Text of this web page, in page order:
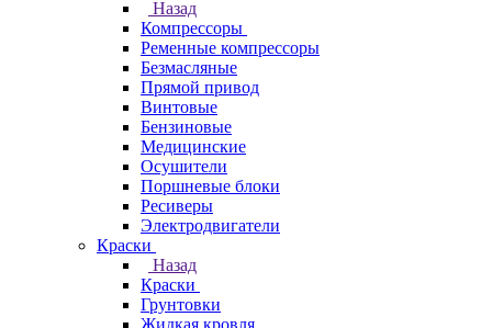
Назад
Компрессоры
Ременные компрессоры
Безмасляные
Прямой привод
Винтовые
Бензиновые
Медицинские
Осушители
Поршневые блоки
Ресиверы
Электродвигатели
Краски
Назад
Краски
Грунтовки
Жидкая кровля